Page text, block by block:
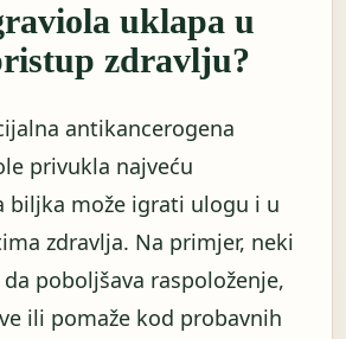
uklapa u
zdravlju?
antikancerogena
privukla najveću
biljka može igrati ulogu i u
zdravlja. Na primjer, neki
poboljšava raspoloženje,
ili pomaže kod probavnih